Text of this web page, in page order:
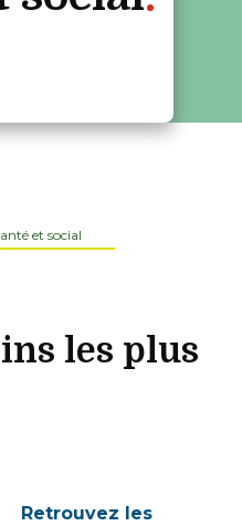
et social
les plus
Retrouvez les